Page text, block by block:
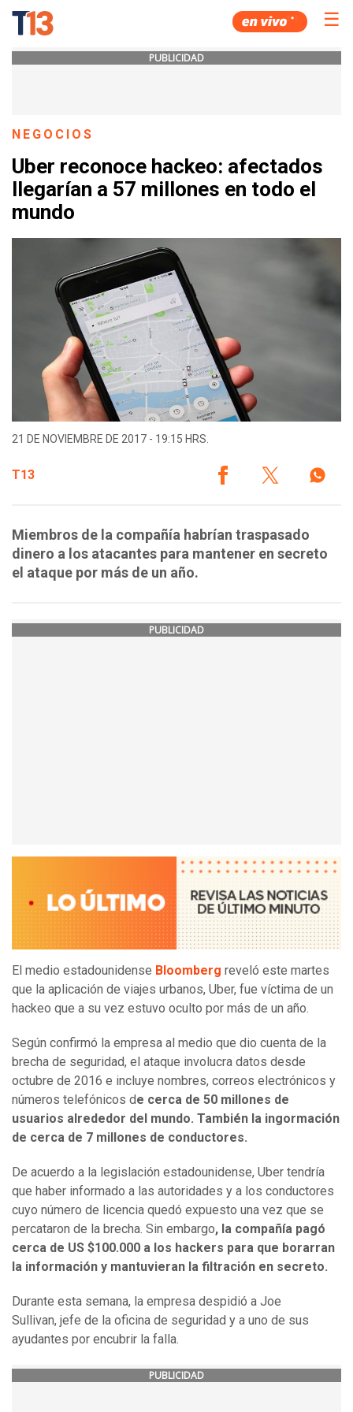
☰
PUBLICIDAD
NEGOCIOS
Uber reconoce hackeo: afectados
llegarían a 57 millones en todo el
mundo
21 DE NOVIEMBRE DE 2017 - 19:15 HRS.
T13
Miembros de la compañía habrían traspasado
dinero a los atacantes para mantener en secreto
el ataque por más de un año.
PUBLICIDAD
El medio estadounidense Bloomberg reveló este martes
que la aplicación de viajes urbanos, Uber, fue víctima de un
hackeo que a su vez estuvo oculto por más de un año.
Según confirmó la empresa al medio que dio cuenta de la
brecha de seguridad, el ataque involucra datos desde
octubre de 2016 e incluye nombres, correos electrónicos y
números telefónicos de cerca de 50 millones de
usuarios alrededor del mundo. También la ingormación
de cerca de 7 millones de conductores.
De acuerdo a la legislación estadounidense, Uber tendría
que haber informado a las autoridades y a los conductores
cuyo número de licencia quedó expuesto una vez que se
percataron de la brecha. Sin embargo, la compañía pagó
cerca de US $100.000 a los hackers para que borarran
la información y mantuvieran la filtración en secreto.
Durante esta semana, la empresa despidió a Joe
Sullivan, jefe de la oficina de seguridad y a uno de sus
ayudantes por encubrir la falla.
PUBLICIDAD